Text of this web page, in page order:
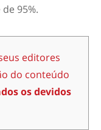
95%.
editores
do conteúdo
os devidos